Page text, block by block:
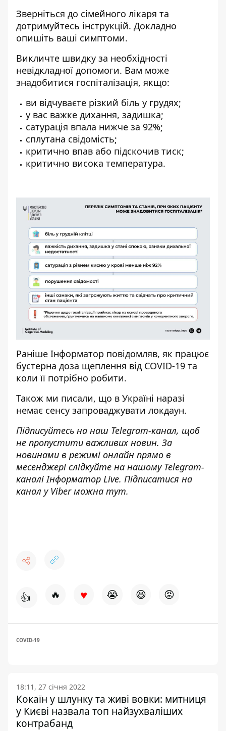
Зверніться до сімейного лікаря та
дотримуйтесь інструкцій. Докладно
опишіть ваші симптоми.
Викличте швидку за необхідності
невідкладної допомоги. Вам може
знадобитися госпіталізація, якщо:
ви відчуваєте різкий біль у грудях;
у вас важке дихання, задишка;
сатурація впала нижче за 92%;
сплутана свідомість;
критично впав або підскочив тиск;
критично висока температура.
Раніше Інформатор повідомляв, як працює
бустерна доза щеплення від COVID-19 та
коли її потрібно робити.
Також ми писали, що в Україні наразі
немає сенсу запроваджувати локдаун.
Підписуйтесь на наш Telegram-канал, щоб
не пропустити важливих новин. За
новинами в режимі онлайн прямо в
месенджері слідкуйте на нашому Telegram-
каналіІнформатор Live. Підписатися на
канал у Viber можна тут.
👍 🔥 ♥ 😭 😆 😡
COVID-19
18:11, 27 січня 2022
Кокаїн у шлунку та живі вовки: митниця
у Києві назвала топ найзухваліших
контрабанд